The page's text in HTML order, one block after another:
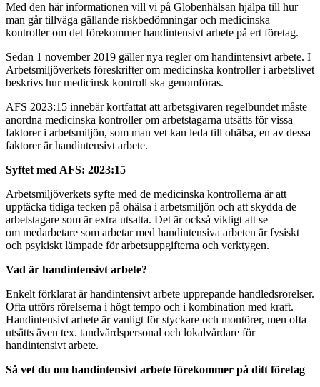
Med den här informationen vill vi på Globenhälsan hjälpa till hur
man går tillväga gällande riskbedömningar och medicinska
kontroller om det förekommer handintensivt arbete på ert företag.
Sedan 1 november 2019 gäller nya regler om handintensivt arbete. I
Arbetsmiljöverkets föreskrifter om medicinska kontroller i arbetslivet
beskrivs hur medicinsk kontroll ska genomföras.
AFS 2023:15 innebär kortfattat att arbetsgivaren regelbundet måste
anordna medicinska kontroller om arbetstagarna utsätts för vissa
faktorer i arbetsmiljön, som man vet kan leda till ohälsa, en av dessa
faktorer är handintensivt arbete.
Syftet med AFS: 2023:15
Arbetsmiljöverkets syfte med de medicinska kontrollerna är att
upptäcka tidiga tecken på ohälsa i arbetsmiljön och att skydda de
arbetstagare som är extra utsatta. Det är också viktigt att se
om medarbetare som arbetar med handintensiva arbeten är fysiskt
och psykiskt lämpade för arbetsuppgifterna och verktygen.
Vad är handintensivt arbete?
Enkelt förklarat är handintensivt arbete upprepande handledsrörelser.
Ofta utförs rörelserna i högt tempo och i kombination med kraft.
Handintensivt arbete är vanligt för styckare och montörer, men ofta
utsätts även tex. tandvårdspersonal och lokalvårdare för
handintensivt arbete.
Så vet du om handintensivt arbete förekommer på ditt företag